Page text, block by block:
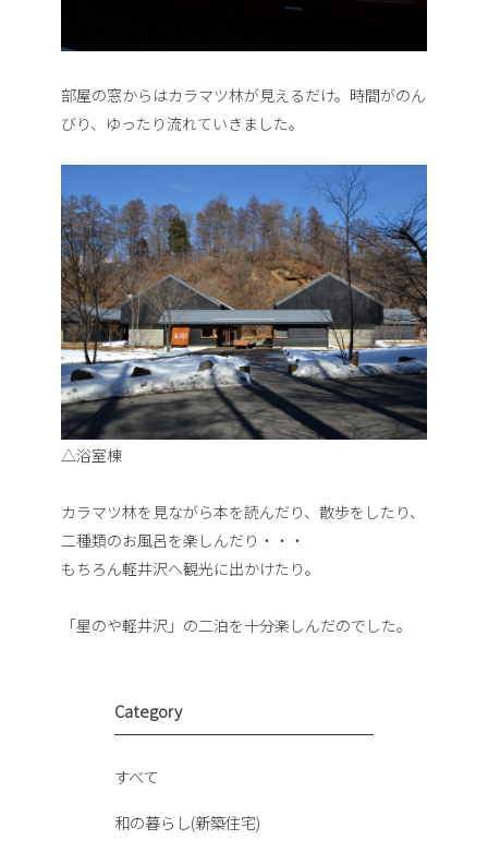
部屋の窓からはカラマツ林が見えるだけ。時間がのん
びり、ゆったり流れていきました。
△浴室棟
カラマツ林を見ながら本を読んだり、散歩をしたり、
二種類のお風呂を楽しんだり・・・
もちろん軽井沢へ観光に出かけたり。
「星のや軽井沢」の二泊を十分楽しんだのでした。
Category
すべて
和の暮らし(新築住宅)